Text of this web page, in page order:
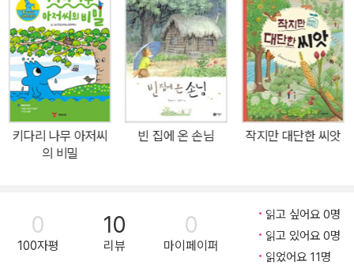
다. 진심을 다하면 무엇이 달라질까? 진정성이 있는 사람과 없는 사
람의 차이를 알 수 있다! 다른 사람과 좋은 관계를 맺기 위해 꼭 필요
한 것이 있다. 바로 참되고 올바른 마음, ‘진정성’이다. 자신의 마음속
진심을 거짓 없이 전달하고, 무슨 일이든 정성을 다하는 진정성은 다
른 사람의 마음을 움직이게 한다. 이 책은 《양치기 소년》 우화에서 보
여 주는 거짓과 진실의 교훈에서 한층 더 나아가 진심과 진정성에 대
해 이야기한다. 양치기 소년 ‘똘똘이’는 눈앞의 상황을 모면하기 위해
모습을 통해 진정성이 왜 필요하고, 어떻게 해야 진정성 있는 자신을
만들 수 있는지 배울 수 있다. 이렇게 진정성이 있는 사람과 없는 사람
은 본문 속 양들도 알아본다. 똘똘이가 돌보는 양들은 똘똘이보다 그
키다리 나무 아저씨
의 비밀
빈 집에 온 손님 작지만 대단한 씨앗
0
100자평
10
리뷰
0
마이페이퍼
읽고 싶어요 0명
읽고 있어요 0명
읽었어요 11명